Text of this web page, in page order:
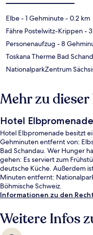
Elbe- 1 Gehminute- 0.2 km
Fähre Postelwitz-Krippen-
Personenaufzug - 8
Toskana Therme Bad
NationalparkZentrum
Mehr zu
Hotel Elbpromenade
Hotel Elbpromenade besitzt
Gehminuten entfernt von:
Bad Schandau. Wer Hunger
gehen: Es serviert zum
deutsche Küche. Außerdem
Minuten entfernt:
Böhmische Schweiz.
Informationen zu den
Weitere Infos